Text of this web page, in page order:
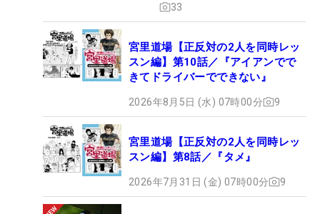
33
宮里道場【正反対の2人を同時レッ
スン編】第10話／『アイアンでで
きてドライバーでできない』
2026年8月5日 (水) 07時00分 9
宮里道場【正反対の2人を同時レッ
スン編】第8話／『タメ』
2026年7月31日 (金) 07時00分 9